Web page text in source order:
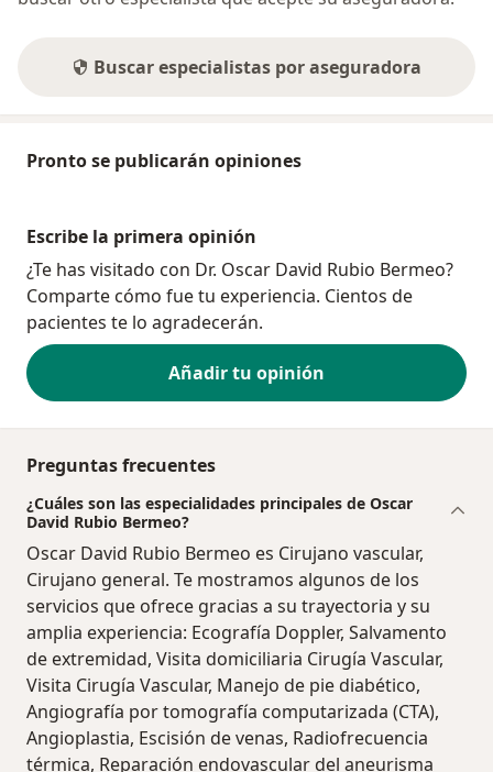
Buscar especialistas por aseguradora
Pronto se publicarán opiniones
Escribe la primera opinión
¿Te has visitado con Dr. Oscar David Rubio Bermeo?
Comparte cómo fue tu experiencia. Cientos de
pacientes te lo agradecerán.
Añadir tu opinión
Preguntas frecuentes
¿Cuáles son las especialidades principales de Oscar
David Rubio Bermeo?
Oscar David Rubio Bermeo es Cirujano vascular,
Cirujano general. Te mostramos algunos de los
servicios que ofrece gracias a su trayectoria y su
amplia experiencia: Ecografía Doppler, Salvamento
de extremidad, Visita domiciliaria Cirugía Vascular,
Visita Cirugía Vascular, Manejo de pie diabético,
Angiografía por tomografía computarizada (CTA),
Angioplastia, Escisión de venas, Radiofrecuencia
térmica, Reparación endovascular del aneurisma